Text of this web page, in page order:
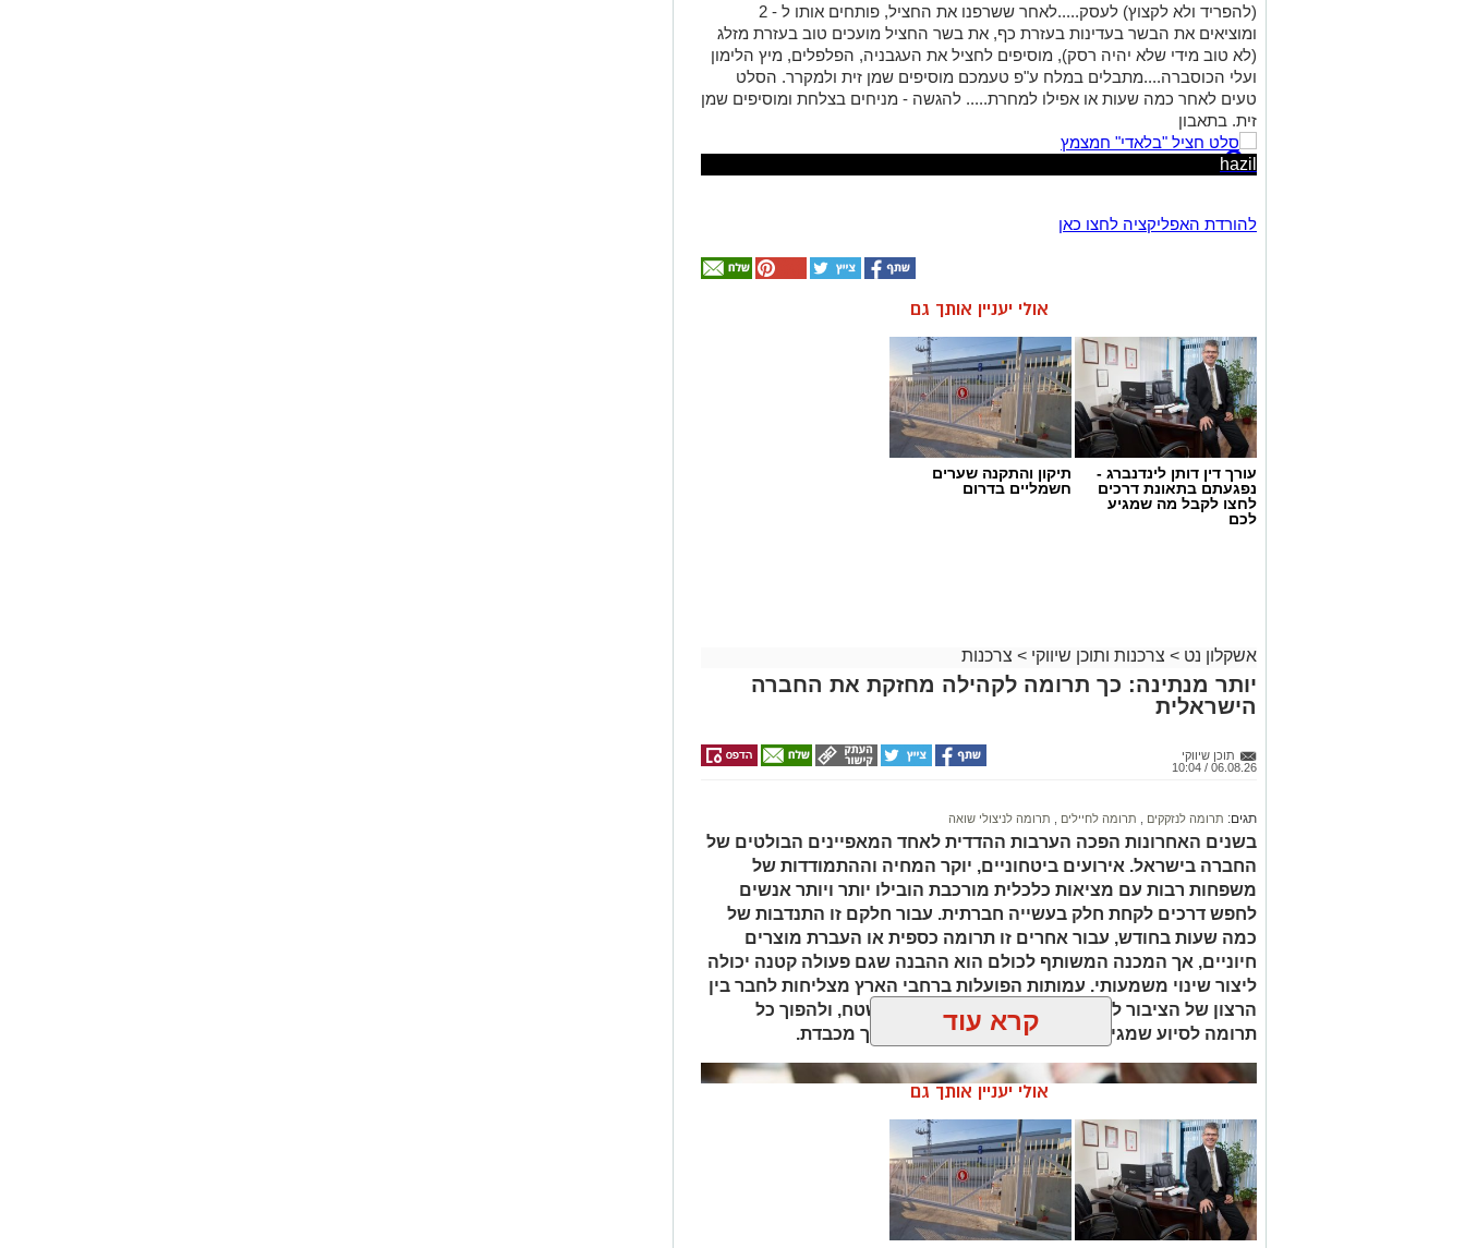
(להפריד ולא לקצוץ) לעסק.....לאחר ששרפנו את החציל, פותחים אותו ל - 2
ומוציאים את הבשר בעדינות בעזרת כף, את בשר החציל מועכים טוב בעזרת מזלג
(לא טוב מידי שלא יהיה רסק), מוסיפים לחציל את העגבניה, הפלפלים, מיץ הלימון
ועלי הכוסברה....מתבלים במלח ע"פ טעמכם מוסיפים שמן זית ולמקרר. הסלט
טעים לאחר כמה שעות או אפילו למחרת..... להגשה - מניחים בצלחת ומוסיפים שמן
זית. בתאבון
hazil
להורדת האפליקציה לחצו כאן
אולי יעניין אותך גם
עורך דין דותן לינדנברג -
נפגעתם בתאונת דרכים
לחצו לקבל מה שמגיע
לכם
תיקון והתקנה שערים
חשמליים בדרום
אשקלון נט > צרכנות ותוכן שיווקי > צרכנות
יותר מנתינה: כך תרומה לקהילה מחזקת את החברה
הישראלית
תוכן שיווקי
06.08.26 / 10:04
תגים: תרומה לנזקקים תרומה לחיילים תרומה לניצולי שואה
בשנים האחרונות הפכה הערבות ההדדית לאחד המאפיינים הבולטים של
החברה בישראל. אירועים ביטחוניים, יוקר המחיה וההתמודדות של
משפחות רבות עם מציאות כלכלית מורכבת הובילו יותר ויותר אנשים
לחפש דרכים לקחת חלק בעשייה חברתית. עבור חלקם זו התנדבות של
כמה שעות בחודש, עבור אחרים זו תרומה כספית או העברת מוצרים
חיוניים, אך המכנה המשותף לכולם הוא ההבנה שגם פעולה קטנה יכולה
ליצור שינוי משמעותי. עמותות הפועלות ברחבי הארץ מצליחות לחבר בין
הרצון של הציבור לעזור לבין הצרכים האמיתיים בשטח, ולהפוך כל
תרומה לסיוע שמגיע למי שזקוק לו בזמן הנכון ובדרך מכבדת.
קרא עוד
אולי יעניין אותך גם